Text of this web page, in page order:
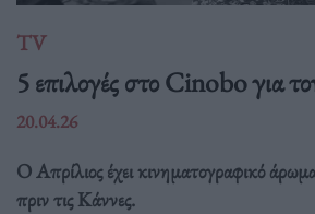
TV
5 επιλογές στο Cinobo για
20.04.26
Ο Απρίλιος έχει κινηματογραφικό
πριν τις Κάννες.